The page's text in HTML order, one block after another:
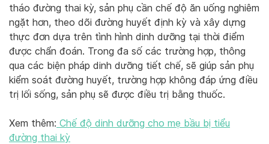
tháo đường thai kỳ, sản phụ cần chế độ ăn uống nghiêm
ngặt hơn, theo dõi đường huyết định kỳ và xây dựng
thực đơn dựa trên tình hình dinh dưỡng tại thời điểm
được chẩn đoán. Trong đa số các trường hợp, thông
qua các biện pháp dinh dưỡng tiết chế, sẽ giúp sản phụ
kiểm soát đường huyết, trường hợp không đáp ứng điều
trị lối sống, sản phụ sẽ được điều trị bằng thuốc.
Xem thêm: Chế độ dinh dưỡng cho mẹ bầu bị tiểu
đường thai kỳ